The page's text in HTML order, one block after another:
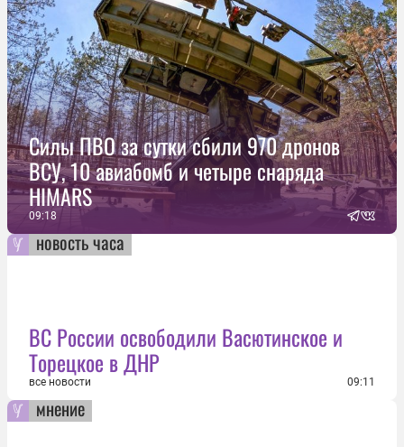
Силы ПВО за сутки сбили 970 дронов
ВСУ, 10 авиабомб и четыре снаряда
HIMARS
09:18
новость часа
ВС России освободили Васютинское и
Торецкое в ДНР
все новости 09:11
мнение